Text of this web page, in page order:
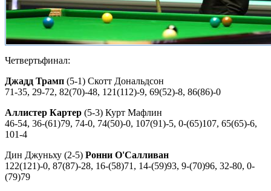
Четвертьфинал:
Джадд Трамп (5-1) Скотт Дональдсон
71-35, 29-72, 82(70)-48, 121(112)-9, 69(52)-8, 86(86)-0
Аллистер Картер (5-3) Курт Мафлин
46-54, 36-(61)79, 74-0, 74(50)-0, 107(91)-5, 0-(65)107, 65(65)-6,
101-4
Дин Джуньху (2-5) Ронни О'Салливан
122(121)-0, 87(87)-28, 16-(58)71, 14-(59)93, 9-(70)96, 32-80, 0-
(79)79